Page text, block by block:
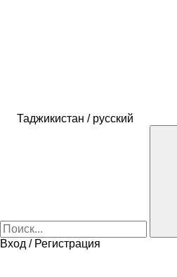
Таджикистан / русский
Вход / Регистрация